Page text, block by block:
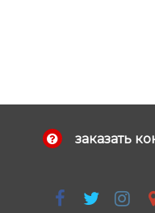
заказать